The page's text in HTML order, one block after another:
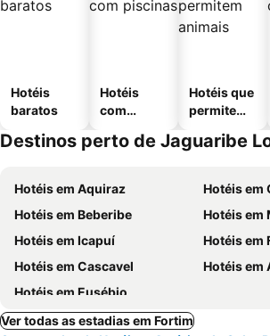
Hotéis
baratos
Hotéis
com
Hotéis que
permitem
Destinos perto de Jaguaribe
Hotéis em Aquiraz
Hotéis em
Hotéis em Beberibe
Hotéis em
Hotéis em Icapuí
Hotéis em
Hotéis em Cascavel
Hotéis em
Hotéis em Eusébio
Ver todas as estadias em Fortim